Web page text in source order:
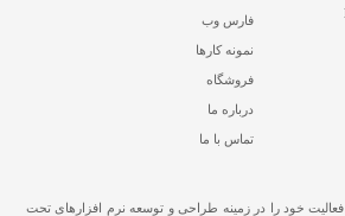
فارس وب
نمونه کارها
فروشگاه
درباره ما
تماس با ما
گروه فارس وب از سال ۱۳۹۰ فعالیت خود را در زمینه طراحی و توسعه نرم افزارهای تحت